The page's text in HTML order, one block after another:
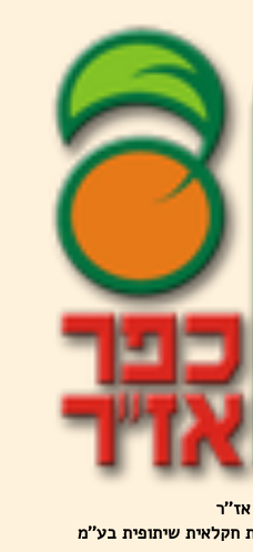
חקלאית שיתופית בע''מ